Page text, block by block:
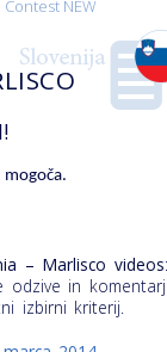
NEW
– Marlisco videos:
odzive in
izbirni kriterij.